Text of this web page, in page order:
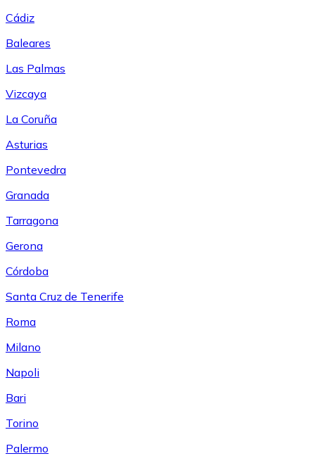
Cádiz
Baleares
Las Palmas
Vizcaya
La Coruña
Asturias
Pontevedra
Granada
Tarragona
Gerona
Córdoba
Santa Cruz de Tenerife
Roma
Milano
Napoli
Bari
Torino
Palermo